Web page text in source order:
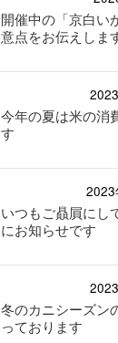
開催中の「京白い
意点をお伝えしま
今年の夏は米の消
す
2023
いつもご贔屓にし
にお知らせです
冬のカニシーズン
っております